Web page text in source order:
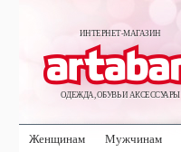
ИНТЕРНЕТ-МАГАЗИН
ОДЕЖДА, ОБУВЬ И АКСЕССУАРЫ
Женщинам Мужчинам